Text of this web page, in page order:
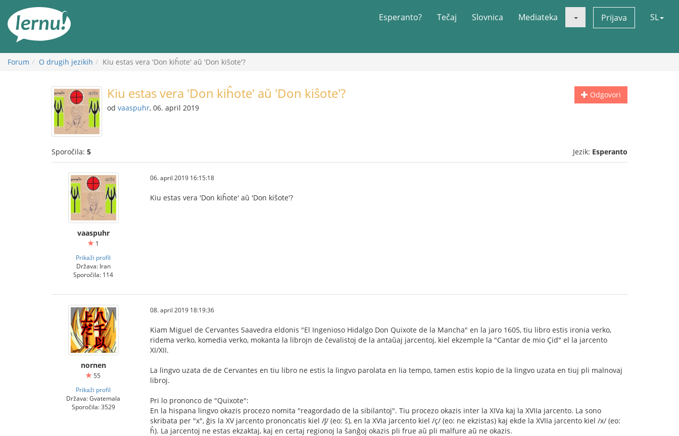
vsebini
Esperanto? Tečaj Slovnica Mediateka Prijava SL
Forum O drugih jezikih Kiu estas vera 'Don kiĥote' aŭ 'Don kiŝote'?
Odgovori
Kiu estas vera 'Don kiĥote' aŭ 'Don kiŝote'?
od vaaspuhr, 06. april 2019
Sporočila: 5 Jezik: Esperanto
vaaspuhr
1
Prikaži profil
Država: Iran
Sporočila: 114
06. april 2019 16:15:18
Kiu estas vera 'Don kiĥote' aŭ 'Don kiŝote'?
nornen
55
Prikaži profil
Država: Gvatemala
Sporočila: 3529
08. april 2019 18:19:36
Kiam Miguel de Cervantes Saavedra eldonis "El Ingenioso Hidalgo Don Quixote de la Mancha" en la jaro 1605, tiu libro estis ironia verko,
ridema verko, komedia verko, mokanta la librojn de ĉevalistoj de la antaŭaj jarcentoj, kiel ekzemple la "Cantar de mio Çid" el la jarcento
XI/XII.
La lingvo uzata de de Cervantes en tiu libro ne estis la lingvo parolata en lia tempo, tamen estis kopio de la lingvo uzata en tiuj pli malnovaj
libroj.
Pri lo prononco de "Quixote":
En la hispana lingvo okazis procezo nomita "reagordado de la sibilantoj". Tiu procezo okazis inter la XIVa kaj la XVIIa jarcento. La sono
skribata per "x", ĝis la XV jarcento prononcatis kiel /ʃ/ (eo: ŝ), en la XVIa jarcento kiel /ç/ (eo: ne ekzistas) kaj ekde la XVIIa jarcento kiel /x/ (eo:
ĥ). La jarcentoj ne estas ekzaktaj, kaj en certaj regionoj la ŝanĝoj okazis pli frue aŭ pli malfure aŭ ne okazis.